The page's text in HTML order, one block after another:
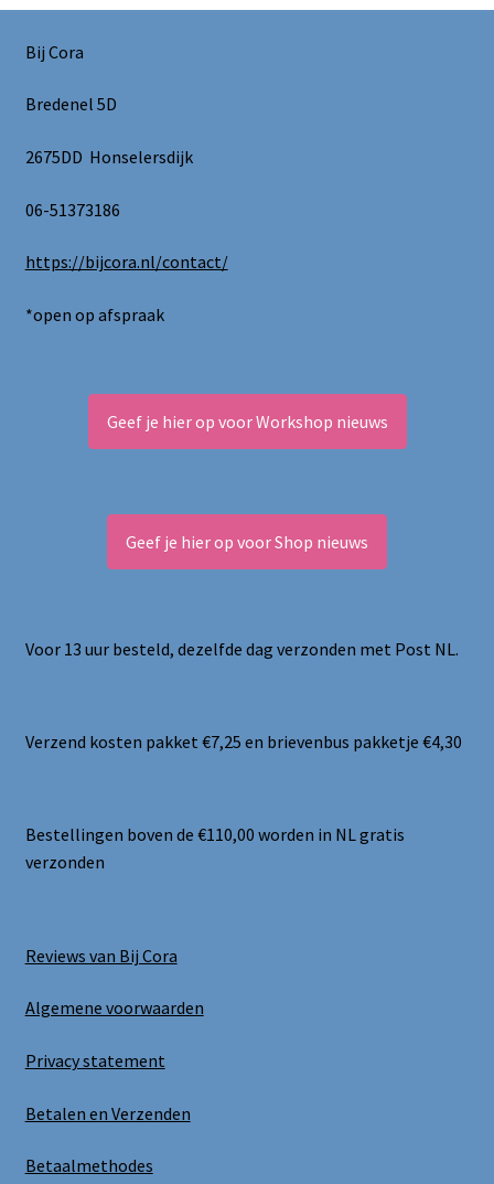
Bij Cora
Bredenel 5D
2675DD Honselersdijk
06-51373186
https://bijcora.nl/contact/
*open op afspraak
Geef je hier op voor Workshop nieuws
Geef je hier op voor Shop nieuws
Voor 13 uur besteld, dezelfde dag verzonden met Post NL.
Verzend kosten pakket €7,25 en brievenbus pakketje €4,30
Bestellingen boven de €110,00 worden in NL gratis
verzonden
Reviews van Bij Cora
Algemene voorwaarden
Privacy statement
Betalen en Verzenden
Betaalmethodes